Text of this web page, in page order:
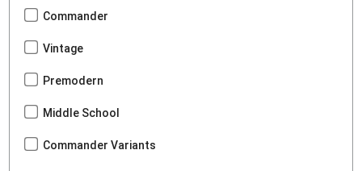
Commander
Vintage
Premodern
Middle School
Commander Variants